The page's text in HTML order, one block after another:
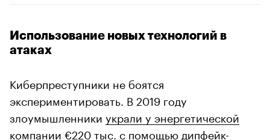
Использование новых технологий в
атаках
Киберпреступники не боятся
экспериментировать. В 2019 году
злоумышленники украли у энергетической
компании €220 тыс. с помощью дипфейк-